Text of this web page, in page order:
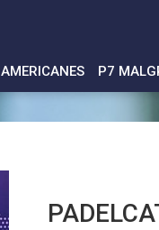
AMERICANES P7